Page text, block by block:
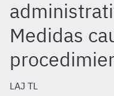
Medidas
LAJ TL